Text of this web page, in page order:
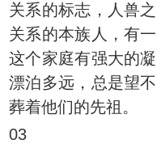
关系的标志，人兽
关系的本族人，有
这个家庭有强大的
漂泊多远，总是望
葬着他们的先祖。
03